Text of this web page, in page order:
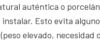
auténtica o
Esto evita
elevado,